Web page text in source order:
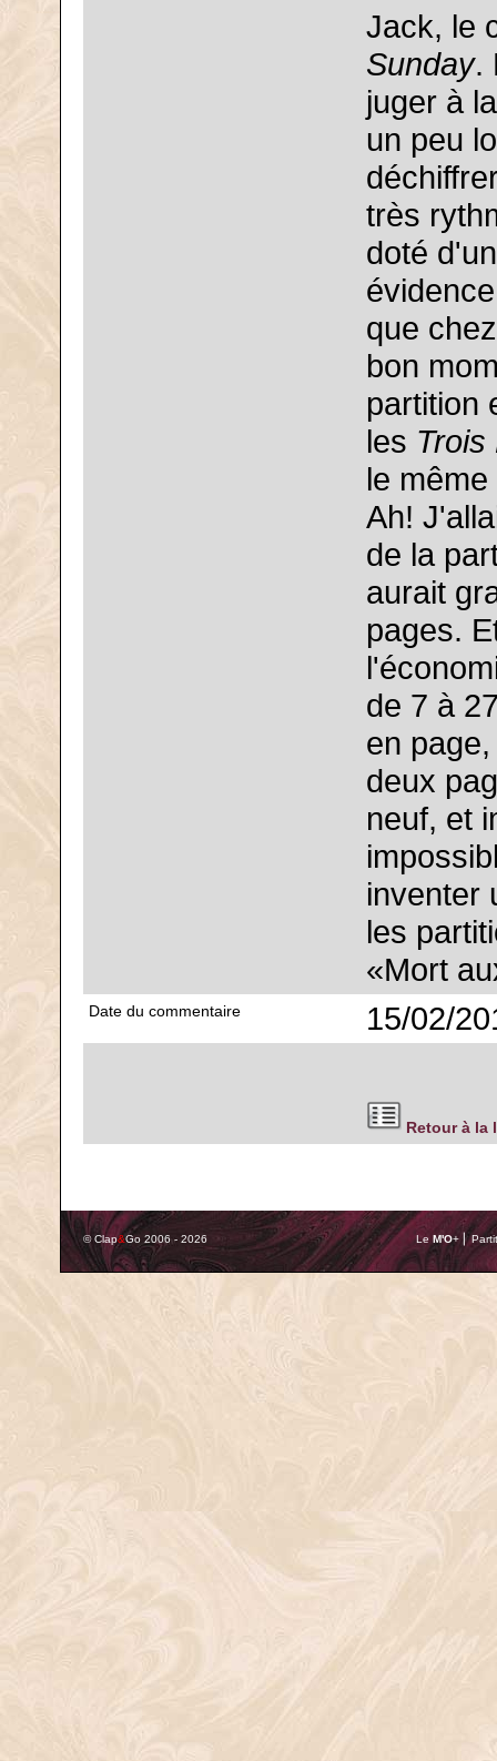
Jack, le
Sunday.
juger à
un peu
très
doté
que
bon
partition
les Trois
le
Ah!
de la
aurait
pages.
de 7 à
en
deux
neuf, et
inventer
les
«Mort
Date du commentaire 15/02/
Retour à la
© Clap&Go 2006 - 2026 Le M'O+ ⎢